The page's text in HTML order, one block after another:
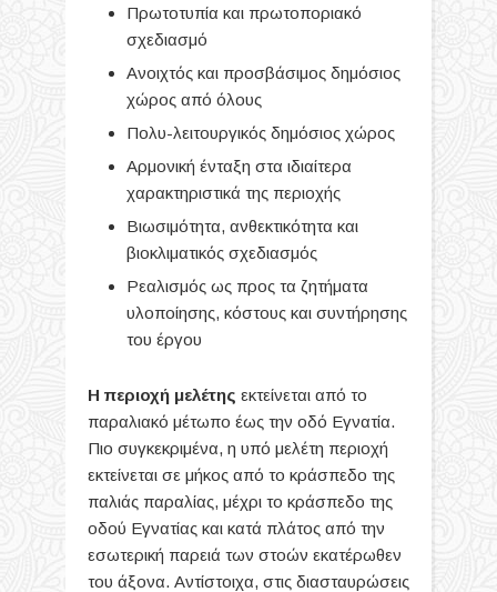
Πρωτοτυπία και πρωτοποριακό
σχεδιασμό
Ανοιχτός και προσβάσιμος δημόσιος
χώρος από όλους
Πολυ-λειτουργικός δημόσιος χώρος
Αρμονική ένταξη στα ιδιαίτερα
χαρακτηριστικά της περιοχής
Βιωσιμότητα, ανθεκτικότητα και
βιοκλιματικός σχεδιασμός
Ρεαλισμός ως προς τα ζητήματα
υλοποίησης, κόστους και συντήρησης
του έργου
Η περιοχή μελέτης εκτείνεται από το
παραλιακό μέτωπο έως την οδό Εγνατία.
Πιο συγκεκριμένα, η υπό μελέτη περιοχή
εκτείνεται σε μήκος από το κράσπεδο της
παλιάς παραλίας, μέχρι το κράσπεδο της
οδού Εγνατίας και κατά πλάτος από την
εσωτερική παρειά των στοών εκατέρωθεν
του άξονα. Αντίστοιχα, στις διασταυρώσεις